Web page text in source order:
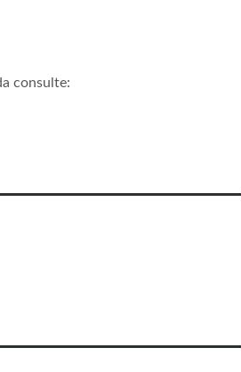
consulte: